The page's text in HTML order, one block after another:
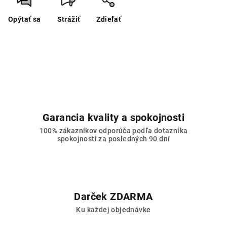
Opýtať sa Strážiť Zdieľať
Garancia kvality a spokojnosti
100% zákazníkov odporúča podľa dotazníka
spokojnosti za posledných 90 dní
Darček ZDARMA
Ku každej objednávke